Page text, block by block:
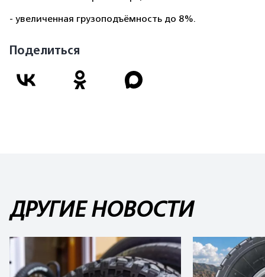
- увеличенная грузоподъёмность до 8%.
Поделиться
ДРУГИЕ НОВОСТИ